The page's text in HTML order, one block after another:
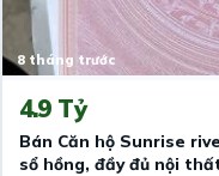
8 tháng trước
4.9 Tỷ
Bán Căn hộ Sunrise
sổ hồng, đầy đủ nội